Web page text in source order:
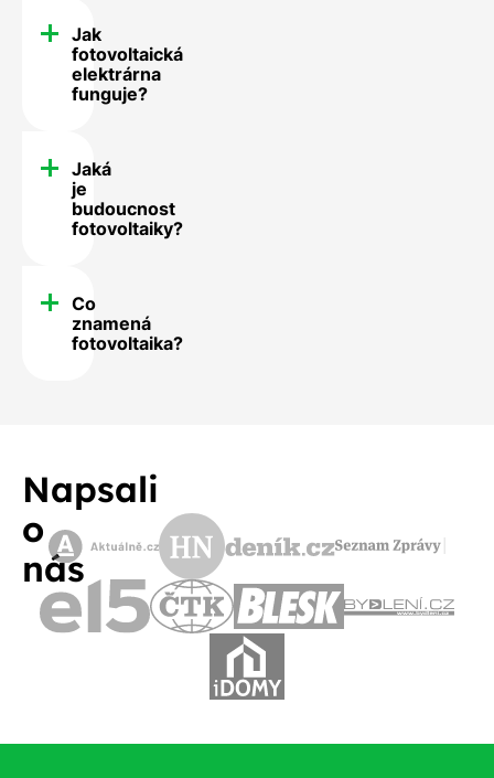
Jak
fotovoltaická
elektrárna
funguje?
Jaká
je
budoucnost
fotovoltaiky?
Co
znamená
fotovoltaika?
Napsali
o
nás